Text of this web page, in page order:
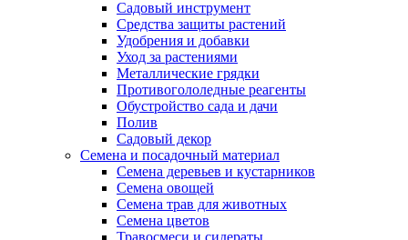
Садовый инструмент
Средства защиты растений
Удобрения и добавки
Уход за растениями
Металлические грядки
Противогололедные реагенты
Обустройство сада и дачи
Полив
Садовый декор
Семена и посадочный материал
Семена деревьев и кустарников
Семена овощей
Семена трав для животных
Семена цветов
Травосмеси и сидераты